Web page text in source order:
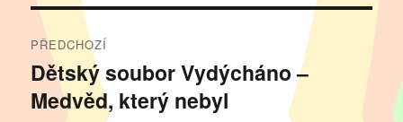
Navigace
pro
příspěvek
PŘEDCHOZÍ
Předchozí
příspěvek:
Dětský soubor Vydýcháno –
Medvěd, který nebyl